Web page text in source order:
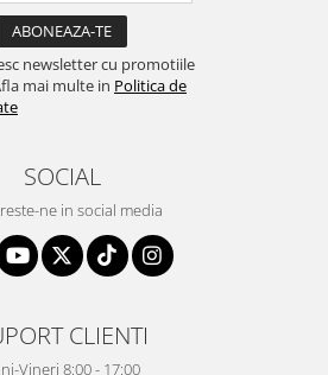
newsletter cu promotiile
mai multe in Politica de
SOCIAL
ne in social media
CLIENTI
Vineri 8:00 - 17:00